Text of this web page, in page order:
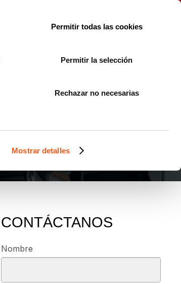
Mostrar detalles
Permitir todas las cookies
Permitir la selección
Rechazar no necesarias
CONTÁCTANOS
Nombre